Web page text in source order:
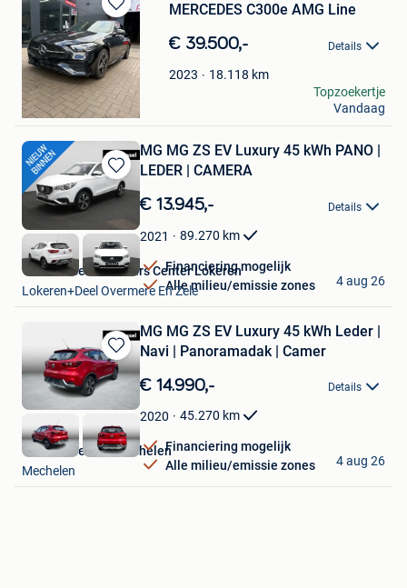
Bewaren
in
Mijn
Favorieten
MERCEDES C300e AMG Line
€ 39.500,- Details
2023 18.118 km
mg Mansory
Vilvoorde
Topzoekertje
Vandaag
Bewaren
in
Favorieten
MG MG ZS EV Luxury 45 kWh PANO |
LEDER | CAMERA
€ 13.945,- Details
2021 89.270 km
Financiering mogelijk
Alle milieu/emissie zones
Van Mossel Used Cars Center Lokeren
Lokeren+Deel Overmere En Zele
4 aug 26
Bewaren
in
Favorieten
MG MG ZS EV Luxury 45 kWh Leder |
Navi | Panoramadak | Camer
€ 14.990,- Details
2020 45.270 km
Financiering mogelijk
Alle milieu/emissie zones
Van Mossel MG Mechelen
Mechelen
4 aug 26